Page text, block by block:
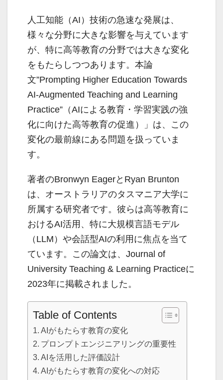
人工知能（AI）技術の急速な発展は、
様々な分野に大きな影響を与えています
が、特に高等教育の分野では大きな変化
をもたらしつつあります。本論
文”Prompting Higher Education Towards
AI-Augmented Teaching and Learning
Practice”（AIによる教育・学習実践の強
化に向けた高等教育の促進）」は、この
変化の最前線にある問題を扱っていま
す。
著者のBronwyn EagerとRyan Brunton
は、オーストラリアのタスマニア大学に
所属する研究者です。彼らは高等教育に
おけるAI活用、特に大規模言語モデル
（LLM）や会話型AIの利用に焦点を当て
ています。この論文は、Journal of
University Teaching & Learning Practiceに
2023年に掲載されました。
Table of Contents
AIがもたらす教育の変化
プロンプトエンジニアリングの重要性
AIを活用した評価設計
AIがもたらす教育の変化への対応